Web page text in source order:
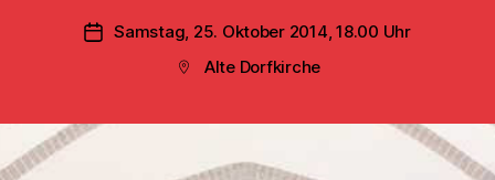
Veröffentlichungsdatum
Samstag, 25. Oktober 2014, 18.00 Uhr
Beitragsort
Alte Dorfkirche